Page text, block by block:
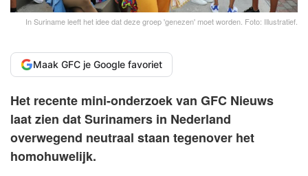
In Suriname leeft het idee dat deze groep 'genezen' moet worden. Foto: Illustratief.
Maak GFC je Google favoriet
Het recente mini-onderzoek van GFC Nieuws
laat zien dat Surinamers in Nederland
overwegend neutraal staan tegenover het
homohuwelijk.